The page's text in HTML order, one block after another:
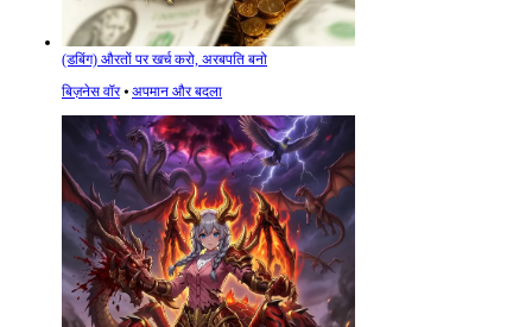
(डबिंग) औरतों पर खर्च करो, अरबपति बनो
बिज़नेस वॉर⦁ अपमान और बदला